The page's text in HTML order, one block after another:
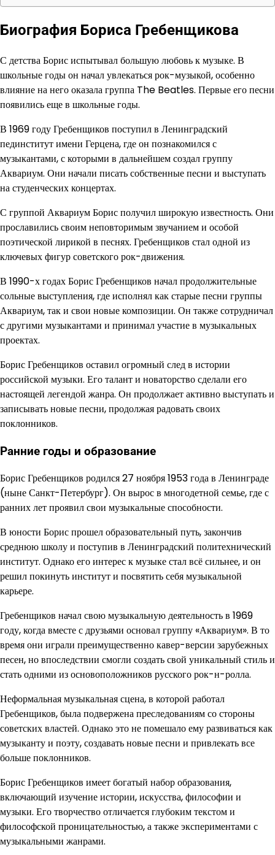
Биография Бориса Гребенщикова
С детства Борис испытывал большую любовь к музыке. В
школьные годы он начал увлекаться рок-музыкой, особенно
влияние на него оказала группа The Beatles. Первые его песни
появились еще в школьные годы.
В 1969 году Гребенщиков поступил в Ленинградский
пединститут имени Герцена, где он познакомился с
музыкантами, с которыми в дальнейшем создал группу
Аквариум. Они начали писать собственные песни и выступать
на студенческих концертах.
С группой Аквариум Борис получил широкую известность. Они
прославились своим неповторимым звучанием и особой
поэтической лирикой в песнях. Гребенщиков стал одной из
ключевых фигур советского рок-движения.
В 1990-х годах Борис Гребенщиков начал продолжительные
сольные выступления, где исполнял как старые песни группы
Аквариум, так и свои новые композиции. Он также сотрудничал
с другими музыкантами и принимал участие в музыкальных
проектах.
Борис Гребенщиков оставил огромный след в истории
российской музыки. Его талант и новаторство сделали его
настоящей легендой жанра. Он продолжает активно выступать и
записывать новые песни, продолжая радовать своих
поклонников.
Ранние годы и образование
Борис Гребенщиков родился 27 ноября 1953 года в Ленинграде
(ныне Санкт-Петербург). Он вырос в многодетной семье, где с
ранних лет проявил свои музыкальные способности.
В юности Борис прошел образовательный путь, закончив
среднюю школу и поступив в Ленинградский политехнический
институт. Однако его интерес к музыке стал всё сильнее, и он
решил покинуть институт и посвятить себя музыкальной
карьере.
Гребенщиков начал свою музыкальную деятельность в 1969
году, когда вместе с друзьями основал группу «Аквариум». В то
время они играли преимущественно кавер-версии зарубежных
песен, но впоследствии смогли создать свой уникальный стиль и
стать одними из основоположников русского рок-н-ролла.
Неформальная музыкальная сцена, в которой работал
Гребенщиков, была подвержена преследованиям со стороны
советских властей. Однако это не помешало ему развиваться как
музыканту и поэту, создавать новые песни и привлекать все
больше поклонников.
Борис Гребенщиков имеет богатый набор образования,
включающий изучение истории, искусства, философии и
музыки. Его творчество отличается глубоким текстом и
философской проницательностью, а также экспериментами с
музыкальными жанрами.